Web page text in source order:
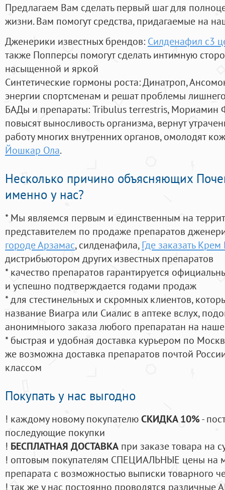
Предлагаем Вам сделать первый шаг для
жизни. Вам помогут средства, придагаемые на
Дженерики известных брендов: Силденафил с3
также Попперсы помогут сделать интимную
насыщенной и яркой
Синтетические гормоны роста: Динатроп,
энергии спортсменам и решат проблемы
БАДы и препараты:Tribulus terrestris, Мориамин
повысят выносливость организма, вернут
работу многих внутренних органов, омолодят
Йошкар Ола.
Несколько причино объясняющих
именно у нас?
* Мы являемся первым и единственным на
представителем по продаже препаратов
городе Арзамас, силденафила, Где заказать
дистрибьютором других известных препаратов
* качество препаратов гарантируется
и успешно подтверждается годами продаж
* для стестинельных и скромных клиентов,
название Виагра или Сиалис в аптеке вслух,
анонимныого заказа любого препаратан на
* быстрая и удобная доставка курьером по
же возможна доставка препаратов почтой
классом
Покупать у нас выгодно
! каждому новому покупателюСКИДКА 10%-
последующие покупки
! БЕСПЛАТНАЯ ДОСТАВКА при заказе товара на
! оптовым покупателям СПЕЦИАЛЬНЫЕ цены на
препарата с возможностью выписки товарного
! так же у нас постоянно проводятся